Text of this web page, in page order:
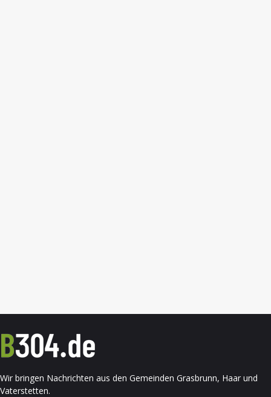
Wir bringen Nachrichten aus den Gemeinden Grasbrunn, Haar und
Vaterstetten.